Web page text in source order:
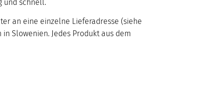
und schnell.
an eine einzelne Lieferadresse (siehe
Slowenien. Jedes Produkt aus dem